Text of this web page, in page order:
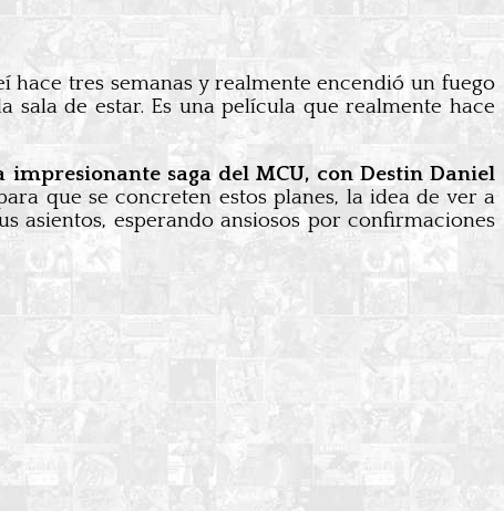
tres semanas y realmente encendió un fuego
sala de estar. Es una película que realmente hace
saga del MCU, con Destin Daniel
que se concreten estos planes, la idea de ver a
asientos, esperando ansiosos por confirmaciones